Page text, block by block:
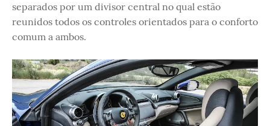
separados por um divisor central no qual estão
reunidos todos os controles orientados para o conforto
comum a ambos.